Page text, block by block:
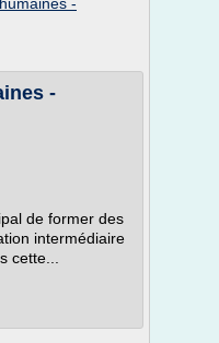
-
de former des
intermédiaire
cette...